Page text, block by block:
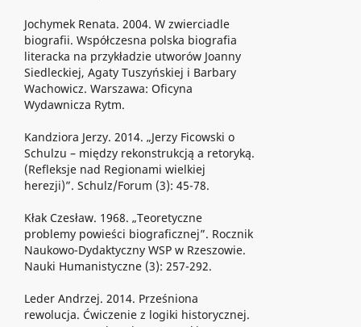
Jochymek Renata. 2004. W zwierciadle
biografii. Współczesna polska biografia
literacka na przykładzie utworów Joanny
Siedleckiej, Agaty Tuszyńskiej i Barbary
Wachowicz. Warszawa: Oficyna
Wydawnicza Rytm.
Kandziora Jerzy. 2014. „Jerzy Ficowski o
Schulzu – między rekonstrukcją a retoryką.
(Refleksje nad Regionami wielkiej
herezji)”. Schulz/Forum (3): 45-78.
Kłak Czesław. 1968. „Teoretyczne
problemy powieści biograficznej”. Rocznik
Naukowo-Dydaktyczny WSP w Rzeszowie.
Nauki Humanistyczne (3): 257-292.
Leder Andrzej. 2014. Prześniona
rewolucja. Ćwiczenie z logiki historycznej.